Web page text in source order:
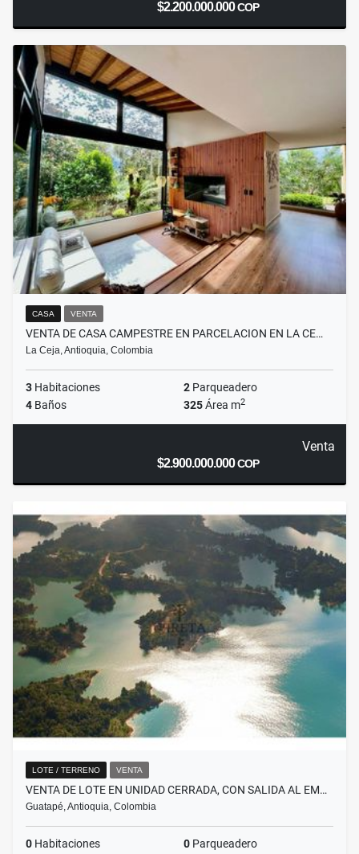
$2.200.000.000COP
CASA VENTA
VENTA DE CASA CAMPESTRE EN PARCELACION EN LA CE…
La Ceja, Antioquia, Colombia
3 Habitaciones 2 Parqueadero
4 Baños 325Área m2
Venta
$2.900.000.000COP
LOTE / TERRENO VENTA
VENTA DE LOTE EN UNIDAD CERRADA, CON SALIDA AL EM…
Guatapé, Antioquia, Colombia
0 Habitaciones 0 Parqueadero